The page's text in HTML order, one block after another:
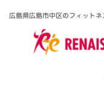
広島県広島市中区のフィット